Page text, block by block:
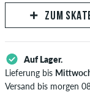
ZUM
Auf Lager.
Lieferung bis
Versand bis morgen